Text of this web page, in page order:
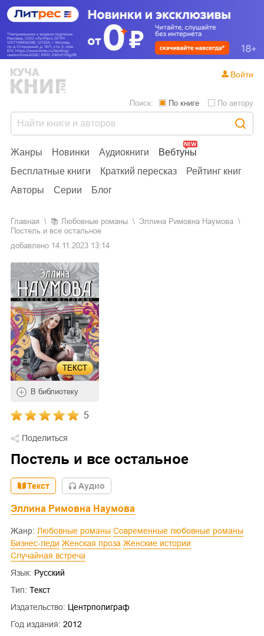
Жанры Новинки Аудиокниги
Вебтуны
Бесплатные книги
Краткий пересказ
Рейтинг книг
Авторы
Серии Блог
Поиск: По книге По автору
Войти
Главная 📚 любовные романы
Эллина Римовна Наумова
Постель и все остальное
добавлено 14.11.2023 13:14
ТЕКСТ
В библиотеку
5
Поделиться
Постель и все остальное
Текст Aудио
Эллина Римовна Наумова
Жанр: Любовные романы
Современные любовные романы
Бизнес-леди
Женская проза
Женские истории
Случайная встреча
Язык: Русский
Тип: Текст
Издательство: Центрполиграф
Год издания: 2012